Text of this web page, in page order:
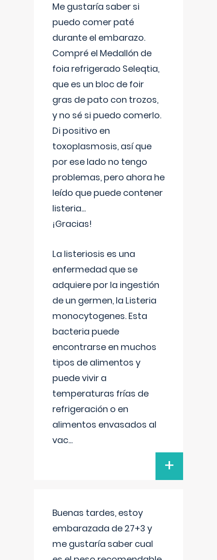
Me gustaría saber si
puedo comer paté
durante el embarazo.
Compré el Medallón de
foia refrigerado Seleqtia,
que es un bloc de foir
gras de pato con trozos,
y no sé si puedo comerlo.
Di positivo en
toxoplasmosis, así que
por ese lado no tengo
problemas, pero ahora he
leído que puede contener
listeria...
¡Gracias!
La listeriosis es una
enfermedad que se
adquiere por la ingestión
de un germen, la Listeria
monocytogenes. Esta
bacteria puede
encontrarse en muchos
tipos de alimentos y
puede vivir a
temperaturas frías de
refrigeración o en
alimentos envasados al
vac...
+
Buenas tardes, estoy
embarazada de 27+3 y
me gustaría saber cual